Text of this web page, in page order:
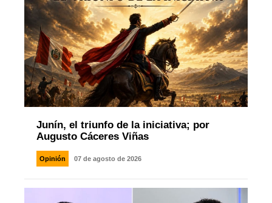
Junín, el triunfo de la iniciativa; por
Augusto Cáceres Viñas
Opinión 07 de agosto de 2026